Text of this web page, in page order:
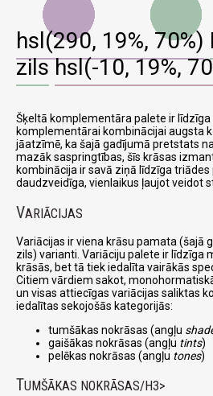
hsl(290, 19%, 70%)
zils hsl(-10, 19%,
Šķeltā komplementāra palete ir
komplementārai kombinācijai augsta
jāatzīmē, ka šajā gadījumā pretstats
mazāk saspringtības, šīs krāsas
kombinācija ir savā ziņā līdzīga
daudzveidīga, vienlaikus ļaujot veidot
VARIĀCIJAS
Variācijas ir viena krāsu pamata (šajā
zils) varianti. Variāciju palete ir līdzīga
krāsās, bet tā tiek iedalīta vairākās
Citiem vārdiem sakot,
un visas attiecīgas variācijas saliktas
iedalītas sekojošās kategorijās:
tumšākas nokrāsas (angļu
gaišākas nokrāsas (angļu tints)
pelēkas nokrāsas (angļu tones)
TUMŠĀKAS NOKRĀSAS/H3>